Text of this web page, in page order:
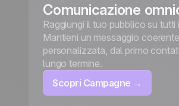
Comunicazione
Raggiungi il tuo pubblico su
Mantieni un messaggio
personalizzata, dal primo
lungo termine.
Scopri Campagne →